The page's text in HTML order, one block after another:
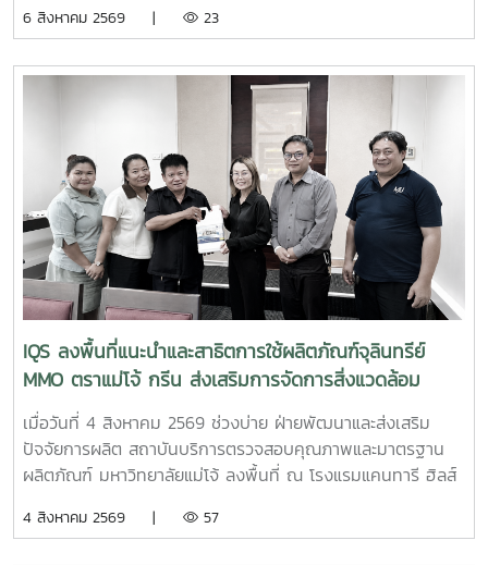
ข่ายผู้ให้บริการโครงการส่งเสริมผู้ประกอบการผ่านระบบ BDS
จังหวัดเชียงใหม่ เพื่อประชาสัมพันธ์บริการของหน่วยงาน และให้
คำปรึกษาแก่ผู้ประกอบการ SME ในพื้นที่จังหวัดเชียงใหม่และ
จังหวัดใกล้เคียง ฝ่ายบริหารและห้องปฏิบัติการ นำโดย รองผู้
อำนวยการฝ่ายบริหารและห้องปฏิบัติการ นางริมฤทัย พุทธวงค์
พร้อมด้วยบุคลากร ได้แก่ นางสาวสุปราณี แก้วเทียน นัก
วิทยาศาสตร์ นางสาวธนพร ดวงเดช นักวิทยาศาสตร์ นางสาว
ธนาพร สอนหล้าวงศ์ เจ้าหน้าที่บริการลูกค้า ภายในงาน IQS ได้
ร่วมออกบูธแนะนำบริการด้านการตรวจสอบคุณภาพและ
มาตรฐานผลิตภัณฑ์ พร้อมให้คำปรึกษาแก่ผู้ประกอบการเกี่ยวกับ
การพัฒนาผลิตภัณฑ์ การยกระดับมาตรฐานสินค้า และการใช้
บริการผ่านระบบ BDS เพื่อสนับสนุนการเพิ่มขีดความสามารถใน
การแข่งขันของผู้ประกอบการไทย รวมถึงสร้างเครือข่ายความ
ร่วมมือระหว่างหน่วยงานภาครัฐ สถาบันการศึกษา และภาคธุรกิจ
6 สิงหาคม 2569 | 23
IQS ลงพื้นที่แนะนำและสาธิตการใช้ผลิตภัณฑ์จุลินทรีย์
MMO ตราแม่โจ้ กรีน ส่งเสริมการจัดการสิ่งแวดล้อม
สำหรับธุรกิจโรงแรม
เมื่อวันที่ 4 สิงหาคม 2569 ช่วงบ่าย ฝ่ายพัฒนาและส่งเสริม
ปัจจัยการผลิต สถาบันบริการตรวจสอบคุณภาพและมาตรฐาน
ผลิตภัณฑ์ มหาวิทยาลัยแม่โจ้ ลงพื้นที่ ณ โรงแรมแคนทารี ฮิลส์
และสาธิตแนวทางการใช้งานผลิตภัณฑ์จุลินทรีย์ MMO ตราแม่โจ้
4 สิงหาคม 2569 | 57